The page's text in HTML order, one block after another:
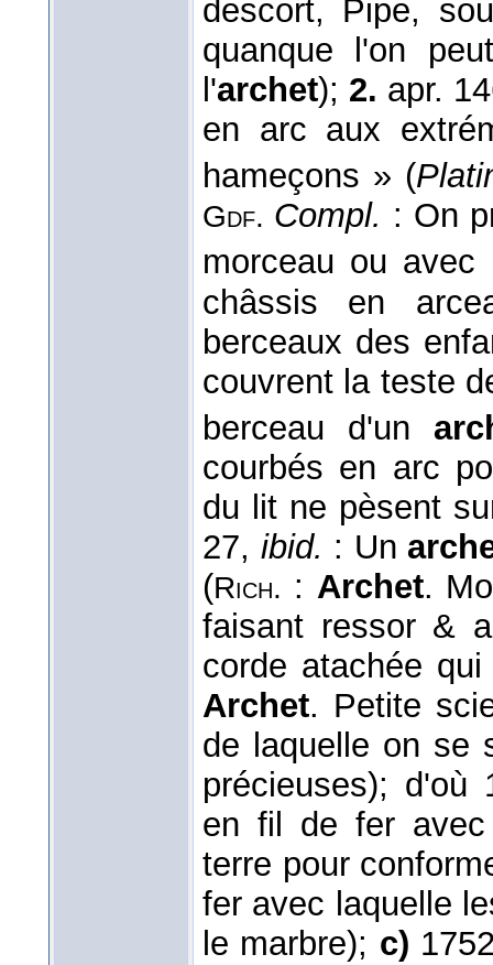
descort, Pipe,
quanque l'on
l'archet); 2. apr.
en arc aux
hameçons » (
Gdf. Compl. : On
morceau ou avec
châssis en
berceaux des
couvrent la teste
berceau d'un
courbés en arc
du lit ne pèsent
27, ibid. : Un
(Rich. : Archet.
faisant ressor &
corde atachée
Archet. Petite
de laquelle on se
précieuses); d'où
en fil de fer avec
terre pour
fer avec laquelle
le marbre); c)